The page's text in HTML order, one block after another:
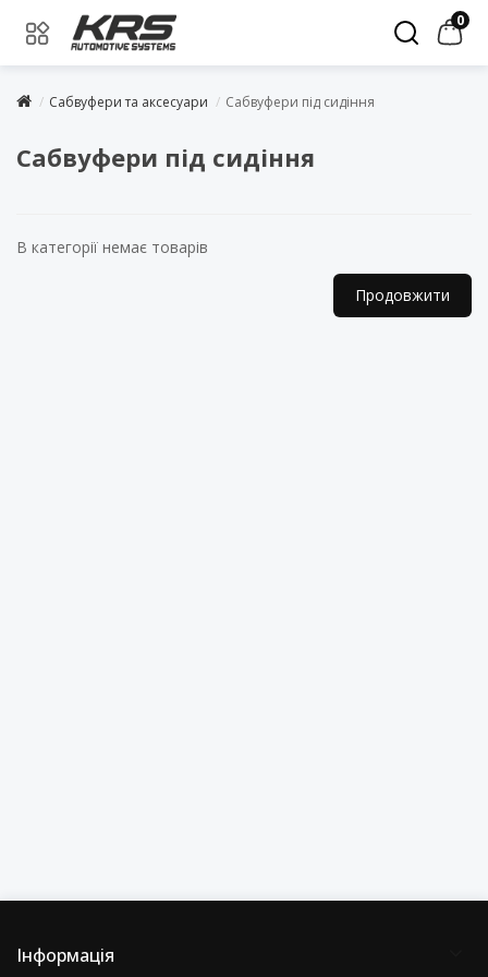
0
Сабвуфери та аксесуари Сабвуфери під сидіння
Сабвуфери під сидіння
В категорії немає товарів
Продовжити
Інформація